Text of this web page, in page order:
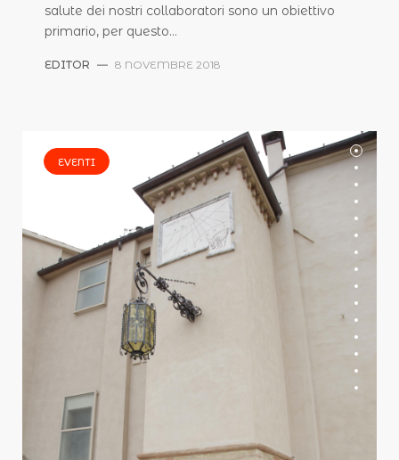
salute dei nostri collaboratori sono un obiettivo
primario, per questo…
EDITOR — 8 NOVEMBRE 2018
EVENTI